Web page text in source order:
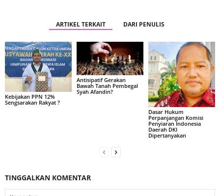
ARTIKEL TERKAIT DARI PENULIS
Kebijakan PPN 12%
Sengsarakan Rakyat ?
Antisipatif Gerakan
Bawah Tanah Pembegal
Syah Afandin?
Dasar Hukum
Perpanjangan Komisi
Penyiaran Indonesia
Daerah DKI
Dipertanyakan
TINGGALKAN KOMENTAR